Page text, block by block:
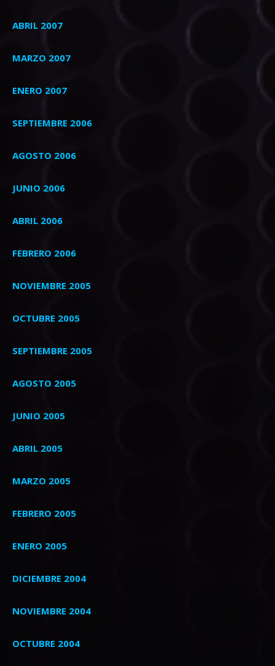
ABRIL 2007
MARZO 2007
ENERO 2007
SEPTIEMBRE 2006
AGOSTO 2006
JUNIO 2006
ABRIL 2006
FEBRERO 2006
NOVIEMBRE 2005
OCTUBRE 2005
SEPTIEMBRE 2005
AGOSTO 2005
JUNIO 2005
ABRIL 2005
MARZO 2005
FEBRERO 2005
ENERO 2005
DICIEMBRE 2004
NOVIEMBRE 2004
OCTUBRE 2004